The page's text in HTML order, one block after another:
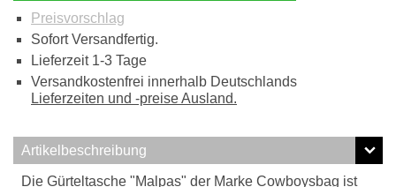
Preisvorschlag
Sofort Versandfertig.
Lieferzeit 1-3 Tage
Versandkostenfrei innerhalb Deutschlands
Lieferzeiten und -preise Ausland.
Artikelbeschreibung
Die Gürteltasche "Malpas" der Marke Cowboysbag ist